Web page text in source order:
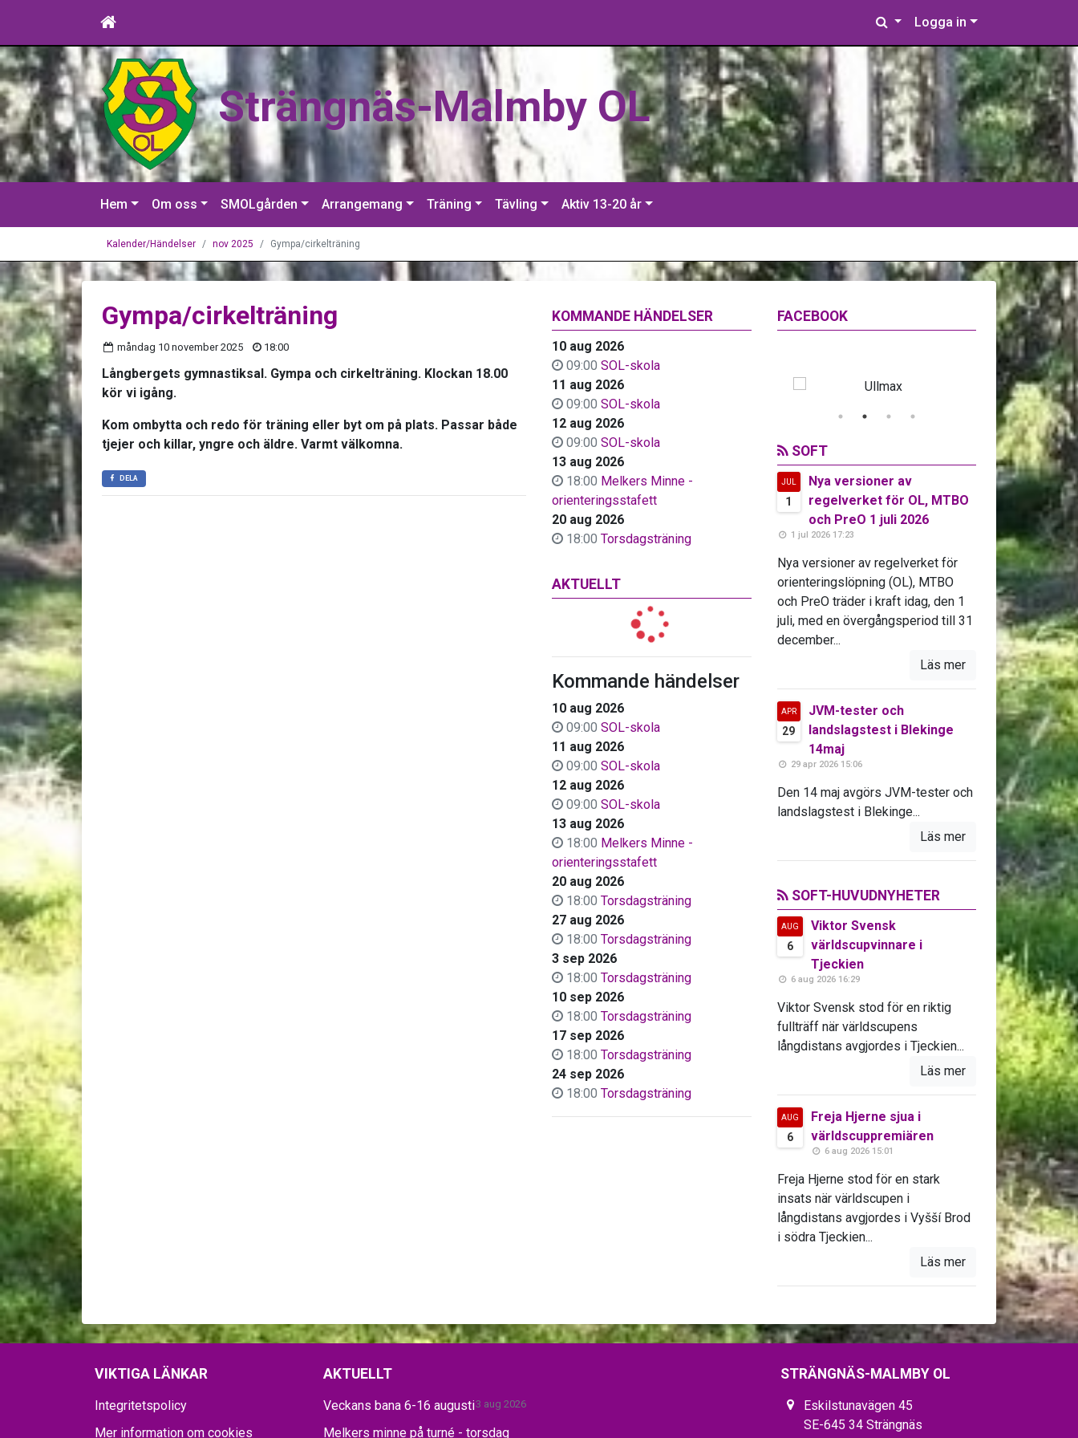
Logga in
Strängnäs-Malmby OL
Hem Om oss SMOLgården Arrangemang Träning Tävling Aktiv 13-20 år
Kalender/Händelser nov 2025 Gympa/cirkelträning
KOMMANDE HÄNDELSER
10 aug 2026
09:00 SOL-skola
11 aug 2026
09:00 SOL-skola
12 aug 2026
09:00 SOL-skola
13 aug 2026
18:00 Melkers Minne -
orienteringsstafett
20 aug 2026
18:00 Torsdagsträning
AKTUELLT
Kommande händelser
10 aug 2026
09:00 SOL-skola
11 aug 2026
09:00 SOL-skola
12 aug 2026
09:00 SOL-skola
13 aug 2026
18:00 Melkers Minne -
orienteringsstafett
20 aug 2026
18:00 Torsdagsträning
27 aug 2026
18:00 Torsdagsträning
3 sep 2026
18:00 Torsdagsträning
10 sep 2026
18:00 Torsdagsträning
17 sep 2026
18:00 Torsdagsträning
24 sep 2026
18:00 Torsdagsträning
Gympa/cirkelträning
måndag 10 november 2025 18:00
Långbergets gymnastiksal. Gympa och cirkelträning. Klockan 18.00
kör vi igång.
Kom ombytta och redo för träning eller byt om på plats. Passar både
tjejer och killar, yngre och äldre. Varmt välkomna.
DELA
FACEBOOK
SOFT
JUL
1
Nya versioner av
regelverket för OL, MTBO
och PreO 1 juli 2026
1 jul 2026 17:23
Nya versioner av regelverket för
orienteringslöpning (OL), MTBO
och PreO träder i kraft idag, den 1
juli, med en övergångsperiod till 31
december...
Läs mer
APR
29
JVM-tester och
landslagstest i Blekinge
14maj
29 apr 2026 15:06
Den 14 maj avgörs JVM-tester och
landslagstest i Blekinge...
Läs mer
SOFT-HUVUDNYHETER
AUG
6
Viktor Svensk
världscupvinnare i
Tjeckien
6 aug 2026 16:29
Viktor Svensk stod för en riktig
fullträff när världscupens
långdistans avgjordes i Tjeckien...
Läs mer
AUG
6
Freja Hjerne sjua i
världscuppremiären
6 aug 2026 15:01
Freja Hjerne stod för en stark
insats när världscupen i
långdistans avgjordes i Vyšší Brod
i södra Tjeckien...
Läs mer
VIKTIGA LÄNKAR
Integritetspolicy
Mer information om cookies
AKTUELLT
Veckans bana 6-16 augusti3 aug 2026
Melkers minne på turné - torsdag
STRÄNGNÄS-MALMBY OL
Eskilstunavägen 45
SE-645 34 Strängnäs